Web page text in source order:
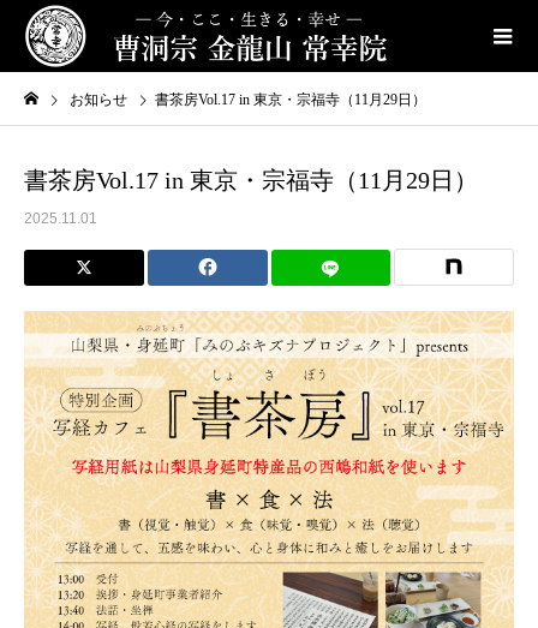
お知らせ 書茶房Vol.17 in 東京・宗福寺（11月29日）
書茶房Vol.17 in 東京・宗福寺（11月29日）
2025.11.01